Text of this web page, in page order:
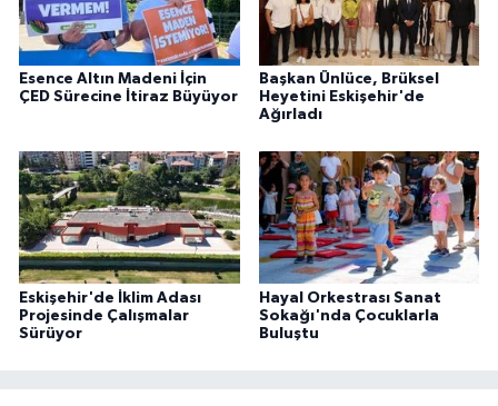
Esence Altın Madeni İçin
ÇED Sürecine İtiraz Büyüyor
Başkan Ünlüce, Brüksel
Heyetini Eskişehir'de
Ağırladı
Eskişehir'de İklim Adası
Projesinde Çalışmalar
Sürüyor
Hayal Orkestrası Sanat
Sokağı'nda Çocuklarla
Buluştu